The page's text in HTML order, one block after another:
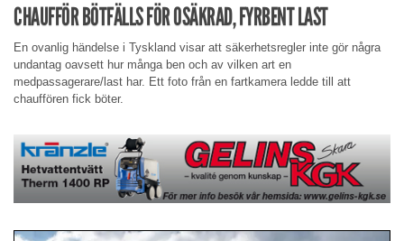
CHAUFFÖR BÖTFÄLLS FÖR OSÄKRAD, FYRBENT LAST
En ovanlig händelse i Tyskland visar att säkerhetsregler inte gör några
undantag oavsett hur många ben och av vilken art en
medpassagerare/last har. Ett foto från en fartkamera ledde till att
chauffören fick böter.